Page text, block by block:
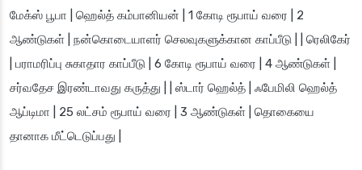
மேக்ஸ் பூபா | ஹெல்த் கம்பானியன் | 1 கோடி ரூபாய் வரை | 2
ஆண்டுகள் | நன்கொடையாளர் செலவுகளுக்கான காப்பீடு | | ரெலிகேர்
| பராமரிப்பு சுகாதார காப்பீடு | 6 கோடி ரூபாய் வரை | 4 ஆண்டுகள் |
சர்வதேச இரண்டாவது கருத்து | | ஸ்டார் ஹெல்த் | ஃபேமிலி ஹெல்த்
ஆப்டிமா | 25 லட்சம் ரூபாய் வரை | 3 ஆண்டுகள் | தொகையை
தானாக மீட்டெடுப்பது |